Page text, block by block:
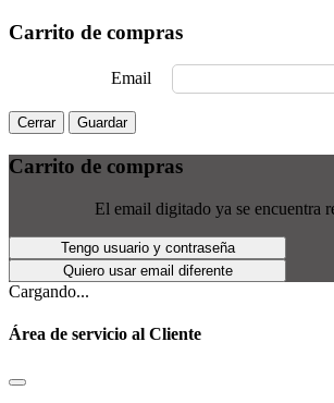
Carrito de compras
Email
Cerrar Guardar
Carrito de compras
El email digitado ya se encuentra
Tengo usuario y contraseña
Quiero usar email diferente
Cargando...
Área de servicio al Cliente